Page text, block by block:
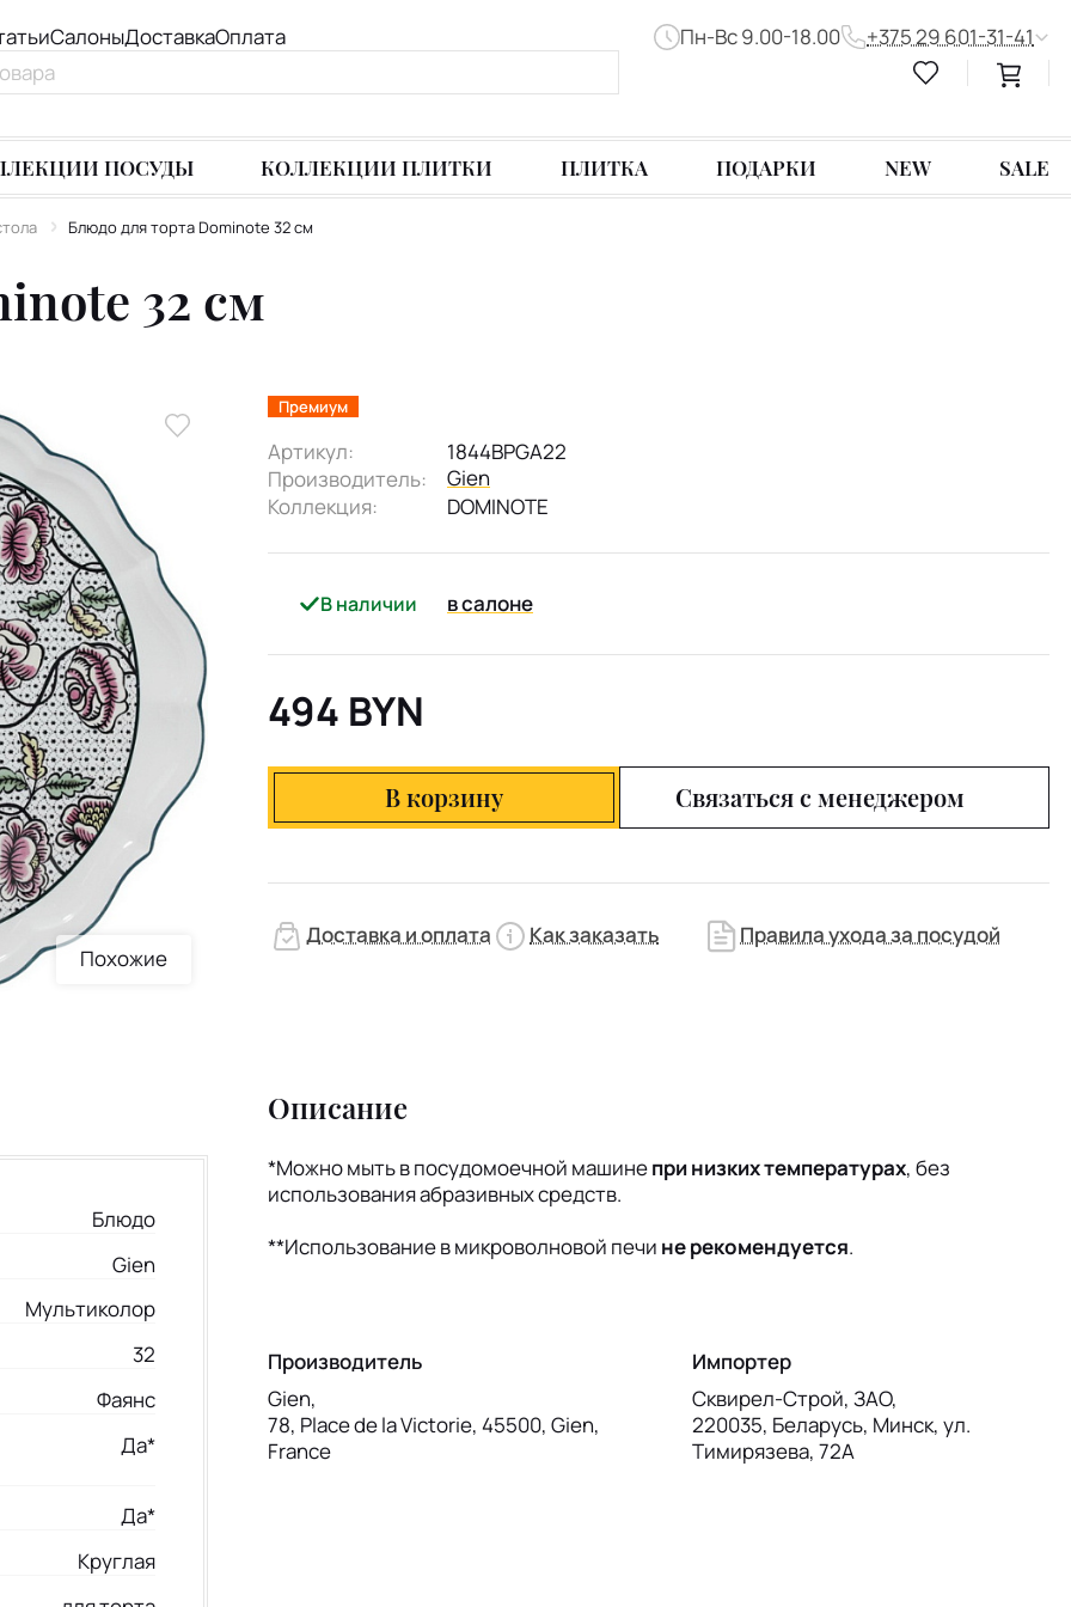
СалоныДоставкаОплата Пн-Вс 9.00-18.00 +375 29 601-31-41
ПОСУДЫ КОЛЛЕКЦИИ ПЛИТКИ ПЛИТКА ПОДАРКИ NEW SALE
Блюдо для торта Dominote 32 см
32 см
Похожие
Премиум
Артикул:
1844BPGA22
Производитель:
Gien
Коллекция:
DOMINOTE
В наличии в салоне
494 BYN
В корзину Связаться с менеджером
Доставка и оплата Как заказать Правила ухода за посудой
Блюдо
Gien
Мультиколор
32
Фаянс
Да*
Да*
Круглая
Описание
*Можно мыть в посудомоечной машинепри низких температурах, без
использования абразивных средств.
**Использование в микроволновой печи не рекомендуется.
Производитель
Gien,
78, Place de la Victorie, 45500, Gien,
France
Импортер
Сквирел-Строй, ЗАО,
220035, Беларусь, Минск, ул.
Тимирязева, 72А